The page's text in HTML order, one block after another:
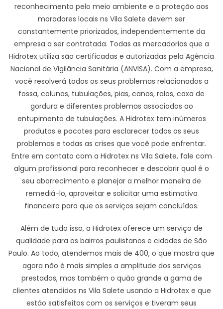
reconhecimento pelo meio ambiente e a proteção aos
moradores locais ns Vila Salete devem ser
constantemente priorizados, independentemente da
empresa a ser contratada. Todas as mercadorias que a
Hidrotex utiliza são certificadas e autorizadas pela Agência
Nacional de Vigilância Sanitária (ANVISA). Com a empresa,
você resolverá todos os seus problemas relacionados a
fossa, colunas, tubulações, pias, canos, ralos, caxa de
gordura e diferentes problemas associados ao
entupimento de tubulações. A Hidrotex tem inúmeros
produtos e pacotes para esclarecer todos os seus
problemas e todas as crises que você pode enfrentar.
Entre em contato com a Hidrotex ns Vila Salete, fale com
algum profissional para reconhecer e descobrir qual é o
seu aborrecimento e planejar a melhor maneira de
remediá-lo, aproveitar e solicitar uma estimativa
financeira para que os serviços sejam concluídos.
Além de tudo isso, a Hidrotex oferece um serviço de
qualidade para os bairros paulistanos e cidades de São
Paulo. Ao todo, atendemos mais de 400, o que mostra que
agora não é mais simples a amplitude dos serviços
prestados, mas também o quão grande a gama de
clientes atendidos ns Vila Salete usando a Hidrotex e que
estão satisfeitos com os serviços e tiveram seus